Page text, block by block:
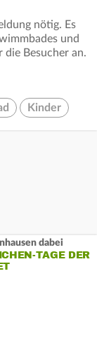
nötig. Es
und
Besucher an.
Kinder
dabei
TAGE DER